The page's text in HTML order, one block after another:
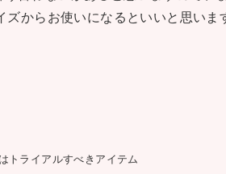
ズからお使いになるといいと思いま
トライアルすべきアイテム